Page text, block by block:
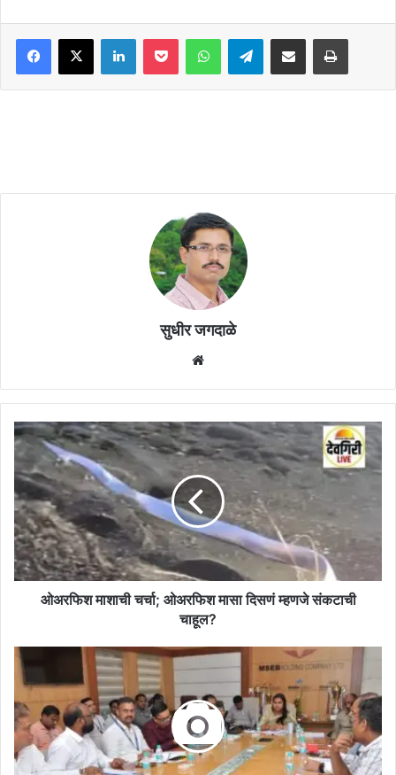
Facebook
X LinkedInPocket WhatsAppTelegramShare via Email Print
सुधीर जगदाळे
ओअरफिश
माशाची
चर्चा;
ओअरफिश
मासा
दिसणं
म्हणजे
संकटाची
चाहूल?
ओअरफिश माशाची चर्चा; ओअरफिश मासा दिसणं म्हणजे संकटाची
चाहूल?
महाराष्ट्र
जीवन
प्राधिकरणमधील
कर्मचाऱ्यांना
सातव्या
वेतन
आयोगानुसार